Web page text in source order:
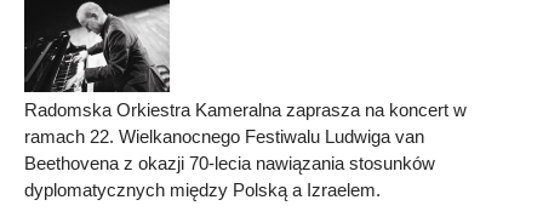
Radomska Orkiestra Kameralna zaprasza na koncert w
ramach 22. Wielkanocnego Festiwalu Ludwiga van
Beethovena z okazji 70-lecia nawiązania stosunków
dyplomatycznych między Polską a Izraelem.